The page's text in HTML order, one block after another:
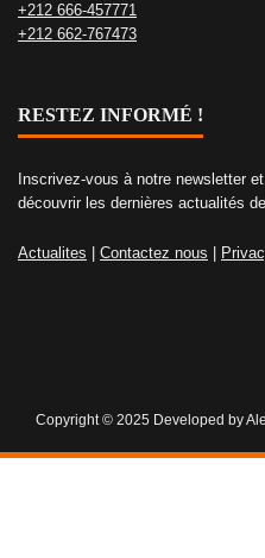
+212 666-457771
+212 662-767473
RESTEZ INFORMÉ !
Inscrivez-vous à notre newsletter
découvrir les dernières actualités
Actualites Contactez nous
Copyright © 2025 Developed by